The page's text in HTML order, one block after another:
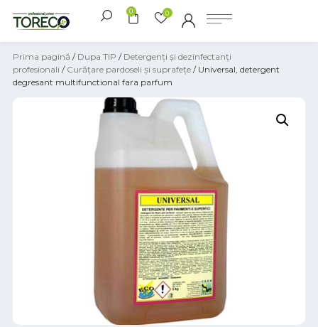
0 0
Prima pagină / Dupa TIP / Detergenți și dezinfectanți
profesionali / Curățare pardoseli și suprafețe / Universal, detergent
degresant multifunctional fara parfum